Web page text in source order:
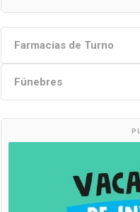
Farmacias de Turno
Fúnebres